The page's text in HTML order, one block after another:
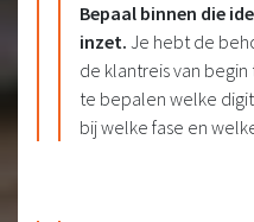
Bepaal binnen die
inzet. Je hebt de
de klantreis van begin
te bepalen welke
bij welke fase en